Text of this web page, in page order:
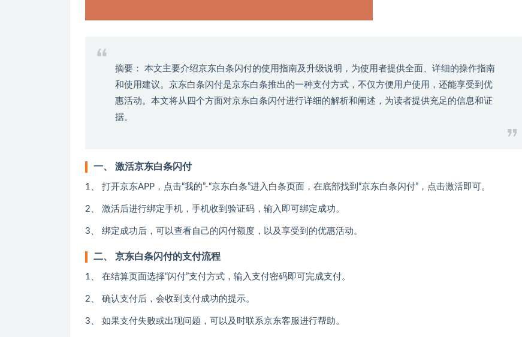
摘要： 本文主要介绍京东白条闪付的使用指南及升级说明，为使用者提供全面、详细的操作指南
和使用建议。京东白条闪付是京东白条推出的一种支付方式，不仅方便用户使用，还能享受到优
惠活动。本文将从四个方面对京东白条闪付进行详细的解析和阐述，为读者提供充足的信息和证
据。
一、 激活京东白条闪付
1、 打开京东APP，点击“我的”-“京东白条”进入白条页面，在底部找到“京东白条闪付”，点击激活即可。
2、 激活后进行绑定手机，手机收到验证码，输入即可绑定成功。
3、 绑定成功后，可以查看自己的闪付额度，以及享受到的优惠活动。
二、 京东白条闪付的支付流程
1、 在结算页面选择“闪付”支付方式，输入支付密码即可完成支付。
2、 确认支付后，会收到支付成功的提示。
3、 如果支付失败或出现问题，可以及时联系京东客服进行帮助。